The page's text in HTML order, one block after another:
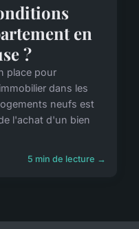
en
?
place pour
dans les
neufs est
l'achat d'un bien
5 min de lecture →